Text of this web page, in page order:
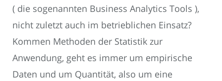
( die sogenannten Business Analytics Tools ),
nicht zuletzt auch im betrieblichen Einsatz?
Kommen Methoden der Statistik zur
Anwendung, geht es immer um empirische
Daten und um Quantität, also um eine